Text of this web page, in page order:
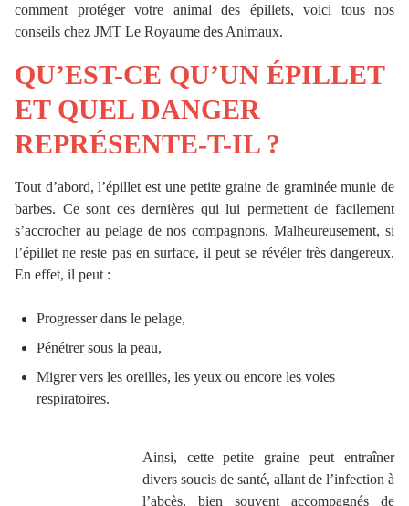
comment protéger votre animal des épillets, voici tous nos
conseils chez JMT Le Royaume des Animaux.
QU’EST-CE QU’UN ÉPILLET
ET QUEL DANGER
REPRÉSENTE-T-IL ?
Tout d’abord, l’épillet est une petite graine de graminée munie de
barbes. Ce sont ces dernières qui lui permettent de facilement
s’accrocher au pelage de nos compagnons. Malheureusement, si
l’épillet ne reste pas en surface, il peut se révéler très dangereux.
En effet, il peut :
Progresser dans le pelage,
Pénétrer sous la peau,
Migrer vers les oreilles, les yeux ou encore les voies
respiratoires.
Ainsi, cette petite graine peut entraîner
divers soucis de santé, allant de l’infection à
l’abcès, bien souvent accompagnés de